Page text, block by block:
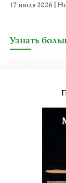
17 июля 2026
Узнать